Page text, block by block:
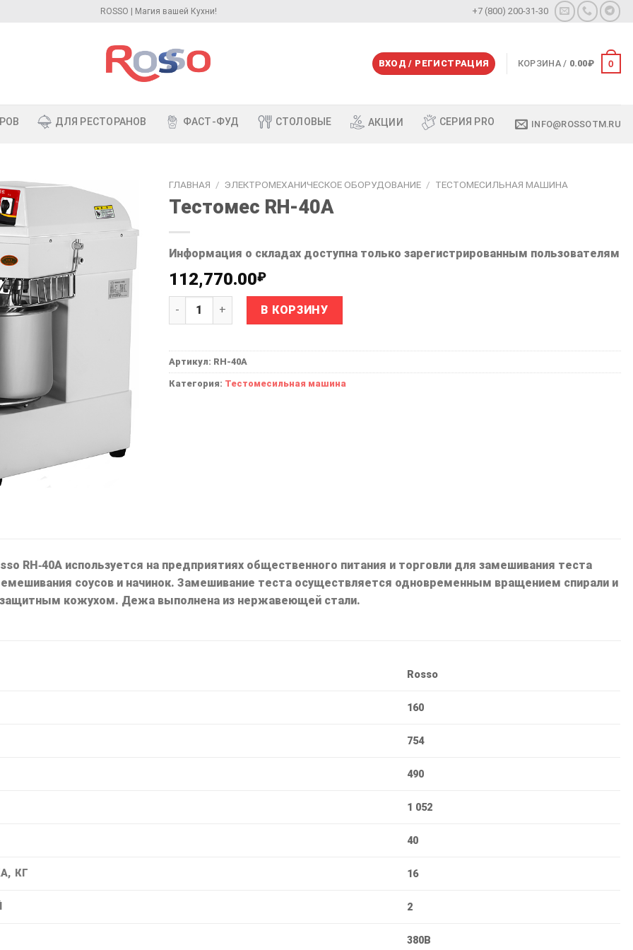
ROSSO | Магия вашей Кухни! +7 (800) 200-31-30
ВХОД / РЕГИСТРАЦИЯ КОРЗИНА / 0.00₽ 0
ДЛЯ РЕСТОРАНОВ ФАСТ-ФУД СТОЛОВЫЕ АКЦИИ СЕРИЯ PRO INFO@ROSSOTM.RU
ГЛАВНАЯ / ЭЛЕКТРОМЕХАНИЧЕСКОЕ ОБОРУДОВАНИЕ / ТЕСТОМЕСИЛЬНАЯ МАШИНА
Тестомес RH-40A
Информация о складах доступна только зарегистрированным пользователям
112,770.00₽
Количество товара Тестомес RH-40A
В КОРЗИНУ
Артикул: RH-40A
Категория: Тестомесильная машина
RH‐40A используется на предприятиях общественного питания и торговли для замешивания теста
соусов и начинок. Замешивание теста осуществляется одновременным вращением спирали и
кожухом. Дежа выполнена из нержавеющей стали.
Rosso
160
754
490
1 052
40
КГ 16
2
380В